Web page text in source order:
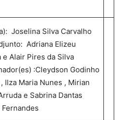
Joselina Silva Carvalho
Adriana Elizeu
e Alair Pires da Silva
:Cleydson Godinho
Ilza Maria Nunes , Mirian
e Sabrina Dantas